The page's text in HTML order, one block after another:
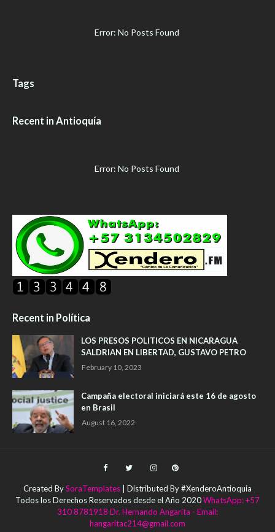
Error: No Posts Found
Tags
Recent in Antioquía
Error: No Posts Found
Recent in Política
LOS PRESOS POLITICOS EN NICARAGUA
SALDRIAN EN LIBERTAD, GUSTAVO PETRO
February 10, 2023
Campaña electoral iniciará este 16 de agosto
en Brasil
August 16, 2022
Created BySoraTemplates | Distributed By #XenderoAntioquia
Todos los Derechos Reservados desde el Año 2020WhatsApp: +57
310 8781918 Dr. Hernando Angarita - Email:
hangaritac214@gmail.com